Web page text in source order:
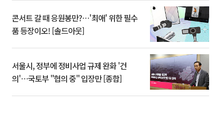
콘서트 갈 때 응원봉만?⋯'최애' 위한 필수
품 등장이오! [솔드아웃]
서울시, 정부에 정비사업 규제 완화 '건
의'⋯국토부 "협의 중" 입장만 [종합]